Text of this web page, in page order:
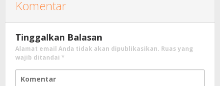
Komentar
Tinggalkan Balasan
Alamat email Anda tidak akan dipublikasikan. Ruas yang
wajib ditandai *